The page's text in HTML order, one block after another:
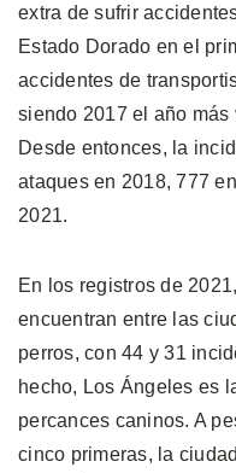
extra de sufrir
Estado Dorado en el
accidentes de
siendo 2017 el año
Desde entonces, la
ataques en 2018, 777
2021.
En los registros de
encuentran entre las
perros, con 44 y 31
hecho, Los Ángeles es
percances caninos. A
cinco primeras, la